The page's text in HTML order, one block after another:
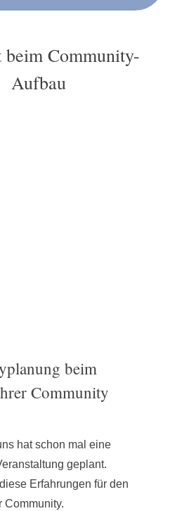
Community-
Aufbau
beim
Community
hat schon mal eine
geplant.
Erfahrungen für den
Community.